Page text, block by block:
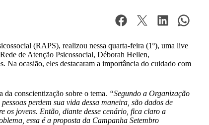
(RAPS), realizou nessa quarta-feira (1º), uma live
de Atenção Psicossocial, Déborah Hellen,
ocasião, eles destacaram a importância do cuidado com
conscientização sobre o tema. “Segundo a Organização
perdem sua vida dessa maneira, são dados de
os jovens. Então, diante desse cenário, fica claro a
essa é a proposta da Campanha Setembro